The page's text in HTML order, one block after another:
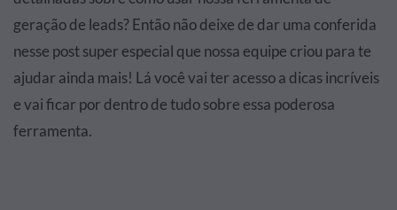
geração de leads? Então não deixe de dar uma conferida
nesse post super especial que nossa equipe criou para te
ajudar ainda mais! Lá você vai ter acesso a dicas incríveis
e vai ficar por dentro de tudo sobre essa poderosa
ferramenta.